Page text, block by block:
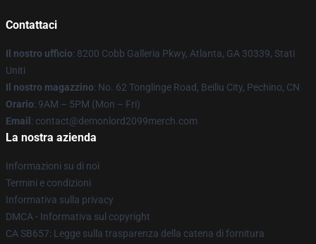
Contattaci
Il nostro ufficio: 8200 Cobb Galleria Pkwy, Atlanta, GA 30339, Stati
Uniti
Il nostro magazzino: No. 62 Tonglinge Road, Beiliu City, Pechino, CN
Orario: 9AM – 5PM (Mon – Fri)
Email : contact@demonlord2099merch.com
La nostra azienda
Informazioni su di noi
Termini e condizioni
Informativa sulla privacy
DMCA - Informativa sul copyright
CA SB657: Legge sulla trasparenza della catena di fornitura